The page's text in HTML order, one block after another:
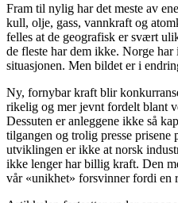
Fram til nylig har det meste av
kull, olje, gass, vannkraft og
felles at de geografisk er svært
de fleste har dem ikke. Norge
situasjonen. Men bildet er i
Ny, fornybar kraft blir
rikelig og mer jevnt fordelt blant
Dessuten er anleggene ikke så
tilgangen og trolig presse prisene
utviklingen er ikke at norsk
ikke lenger har billig kraft. Den
vår «unikhet» forsvinner fordi en